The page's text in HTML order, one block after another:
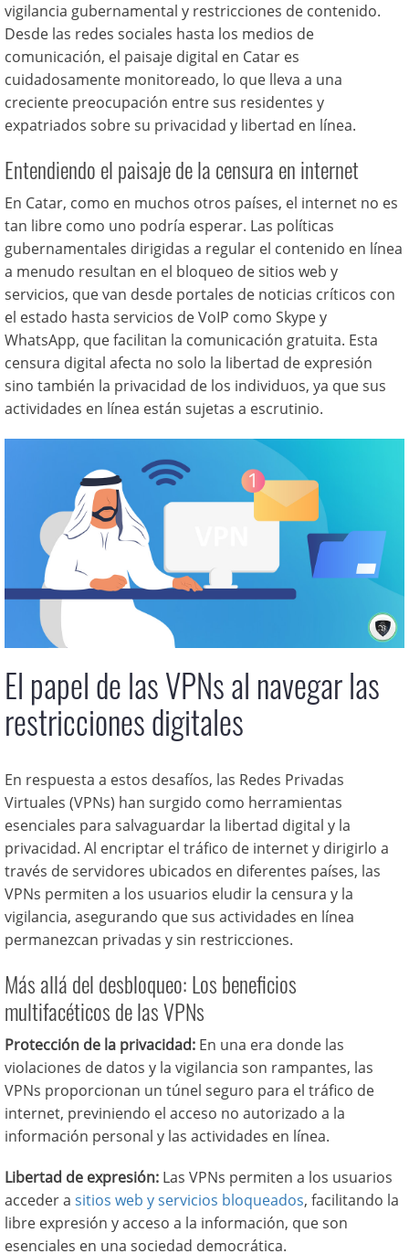
vigilancia gubernamental y restricciones de contenido.
Desde las redes sociales hasta los medios de
comunicación, el paisaje digital en Catar es
cuidadosamente monitoreado, lo que lleva a una
creciente preocupación entre sus residentes y
expatriados sobre su privacidad y libertad en línea.
Entendiendo el paisaje de la censura en internet
En Catar, como en muchos otros países, el internet no es
tan libre como uno podría esperar. Las políticas
gubernamentales dirigidas a regular el contenido en línea
a menudo resultan en el bloqueo de sitios web y
servicios, que van desde portales de noticias críticos con
el estado hasta servicios de VoIP como Skype y
WhatsApp, que facilitan la comunicación gratuita. Esta
censura digital afecta no solo la libertad de expresión
sino también la privacidad de los individuos, ya que sus
actividades en línea están sujetas a escrutinio.
El papel de las VPNs al navegar las
restricciones digitales
En respuesta a estos desafíos, las Redes Privadas
Virtuales (VPNs) han surgido como herramientas
esenciales para salvaguardar la libertad digital y la
privacidad. Al encriptar el tráfico de internet y dirigirlo a
través de servidores ubicados en diferentes países, las
VPNs permiten a los usuarios eludir la censura y la
vigilancia, asegurando que sus actividades en línea
permanezcan privadas y sin restricciones.
Más allá del desbloqueo: Los beneficios
multifacéticos de las VPNs
Protección de la privacidad: En una era donde las
violaciones de datos y la vigilancia son rampantes, las
VPNs proporcionan un túnel seguro para el tráfico de
internet, previniendo el acceso no autorizado a la
información personal y las actividades en línea.
Libertad de expresión: Las VPNs permiten a los usuarios
acceder a sitios web y servicios bloqueados, facilitando la
libre expresión y acceso a la información, que son
esenciales en una sociedad democrática.